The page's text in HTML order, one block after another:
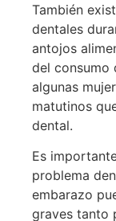
También
dentales
antojos
del consumo
algunas
matutinos
dental.
Es
problema
embarazo
graves tanto